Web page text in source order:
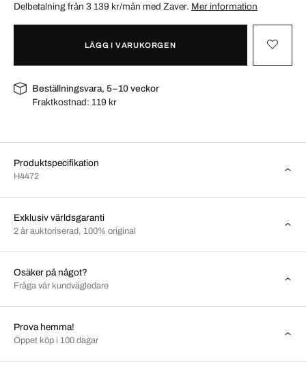
Delbetalning från 3 139 kr/mån med Zaver. Mer information
LÄGG I VARUKORGEN
Beställningsvara, 5–10 veckor
Fraktkostnad: 119 kr
Produktspecifikation
H4472
Exklusiv världsgaranti
2 år auktoriserad, 100% original
Osäker på något?
Fråga vår kundvägledare
Prova hemma!
Öppet köp i 100 dagar